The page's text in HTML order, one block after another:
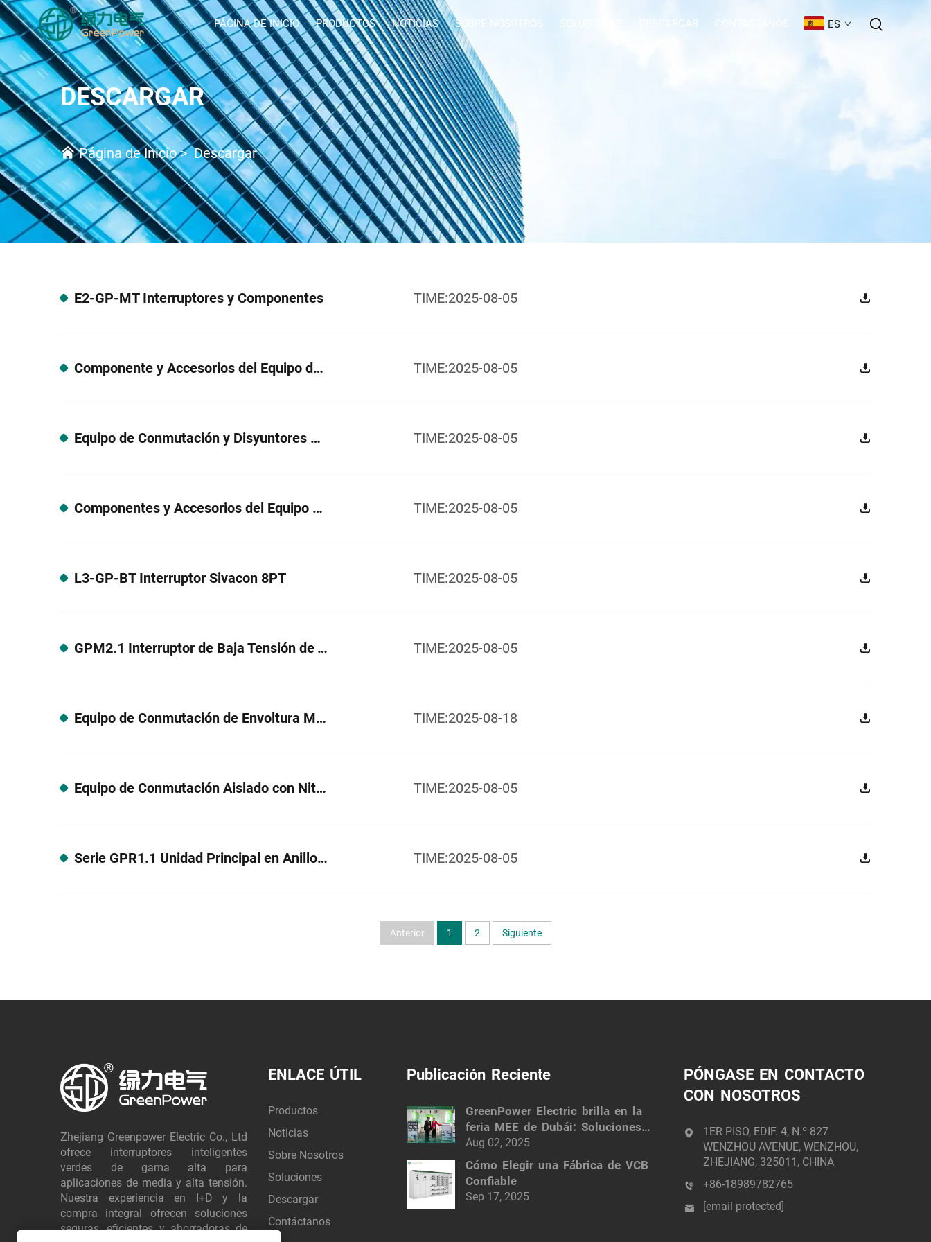
PÁGINA DE INICIO PRODUCTOS NOTICIAS SOBRE NOSOTROS SOLUCIONES DESCARGAR CONTÁCTANOS ES
DESCARGAR
Página de Inicio>Descargar
E2-GP-MT Interruptores y Componentes TIME:2025-08-05
Componente y Accesorios del Equipo de Conmutación H1-GP-MV TIME:2025-08-05
Equipo de Conmutación y Disyuntores E3-GP-LV TIME:2025-08-05
Componentes y Accesorios del Equipo de Conmutación L1-GP-LV TIME:2025-08-05
L3-GP-BT Interruptor Sivacon 8PT TIME:2025-08-05
GPM2.1 Interruptor de Baja Tensión de Tipo Extraíble TIME:2025-08-05
Equipo de Conmutación de Envoltura Metálica GPN1-12 TIME:2025-08-18
Equipo de Conmutación Aislado con Nitrógeno Verde sin SF6 GPN2N-40.5kV en Envoltura Metálica TIME:2025-08-05
Serie GPR1.1 Unidad Principal en Anillo Aislada con Aire Seco TIME:2025-08-05
Anterior 1 2 Siguiente
Zhejiang Greenpower Electric Co., Ltd
ofrece interruptores inteligentes
verdes de gama alta para
aplicaciones de media y alta tensión.
Nuestra experiencia en I+D y la
compra integral ofrecen soluciones
seguras, eficientes y ahorradoras de
ENLACE ÚTIL
Productos
Noticias
Sobre Nosotros
Soluciones
Descargar
Contáctanos
Publicación Reciente
GreenPower Electric brilla en la
feria MEE de Dubái: Soluciones
eléctricas inteligentes
Aug 02, 2025
Cómo Elegir una Fábrica de VCB
Confiable
Sep 17, 2025
PÓNGASE EN CONTACTO
CON NOSOTROS
1ER PISO, EDIF. 4, N.º 827
WENZHOU AVENUE, WENZHOU,
ZHEJIANG, 325011, CHINA
+86-18989782765
[email protected]